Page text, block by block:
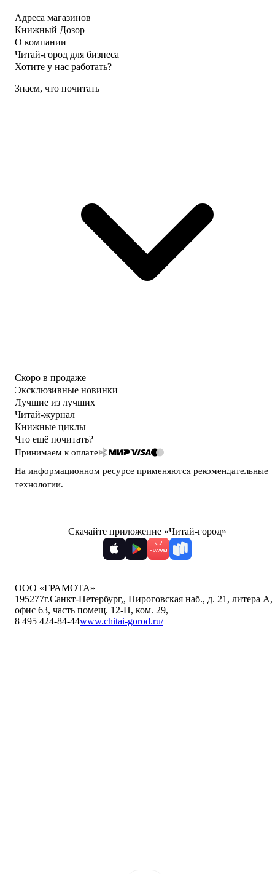
Адреса магазинов
Книжный Дозор
О компании
Читай-город для бизнеса
Хотите у нас работать?
Знаем, что почитать
Скоро в продаже
Эксклюзивные новинки
Лучшие из лучших
Читай-журнал
Книжные циклы
Что ещё почитать?
Принимаем к оплате
На информационном ресурсе применяются рекомендательные
технологии.
Скачайте приложение «Читай-город»
ООО «ГРАМОТА»
195277г.Санкт-Петербург,, Пироговская наб., д. 21, литера А,
офис 63, часть помещ. 12-Н, ком. 29,
8 495 424-84-44www.chitai-gorod.ru/